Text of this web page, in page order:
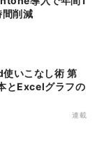
削減
とExcelグラフの
連載